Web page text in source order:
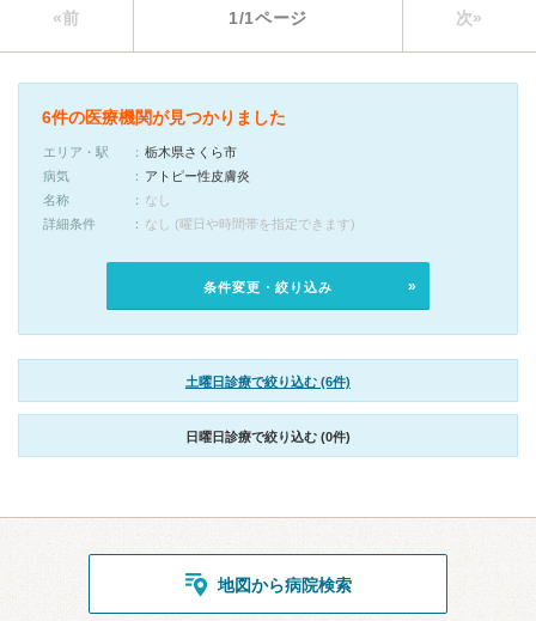
«前 1/1ページ 次»
6件の医療機関が見つかりました
エリア・駅
栃木県さくら市
病気
アトピー性皮膚炎
名称
なし
詳細条件
なし (曜日や時間帯を指定できます)
条件変更・絞り込み
土曜日診療で絞り込む (6件)
日曜日診療で絞り込む (0件)
地図から病院検索